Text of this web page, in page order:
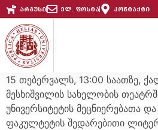
არგუსი ელ. ფოსტა კონტაქტი
15 თებერვალს, 13:00 საათზე,
მესხიშვილის სახელობის
უნივერსიტეტის მეცნიერებათა
ფაკულტეტის შედარებითი